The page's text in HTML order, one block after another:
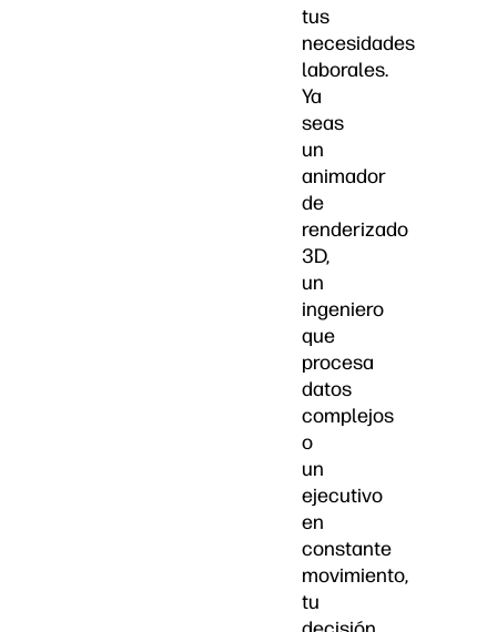
tus
necesidades
laborales.
Ya
seas
un
animador
de
renderizado
3D,
un
ingeniero
que
procesa
datos
complejos
o
un
ejecutivo
en
constante
movimiento,
tu